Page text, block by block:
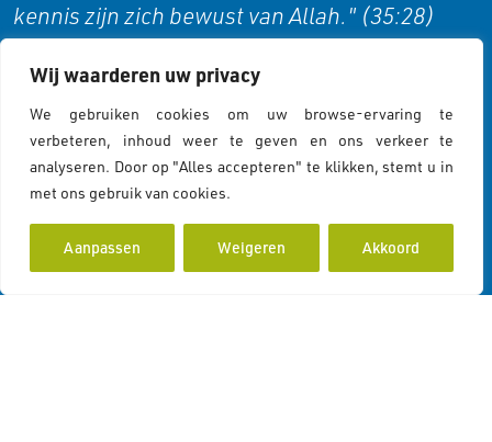
Wij waarderen uw privacy
We gebruiken cookies om uw browse-ervaring te
verbeteren, inhoud weer te geven en ons verkeer te
analyseren. Door op "Alles accepteren" te klikken, stemt u in
met ons gebruik van cookies.
Aanpassen Weigeren Akkoord
kennis zijn zich bewust van Allah." (35:28)
Cookies & Privacy
Cookies Policy
Privacy Statement